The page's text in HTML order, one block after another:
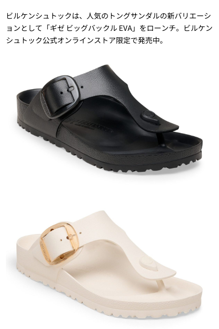
ビルケンシュトックは、人気のトングサンダルの新バリエーシ
ョンとして「ギゼ ビッグバックル EVA」をローンチ。ビルケン
シュトック公式オンラインストア限定で発売中。